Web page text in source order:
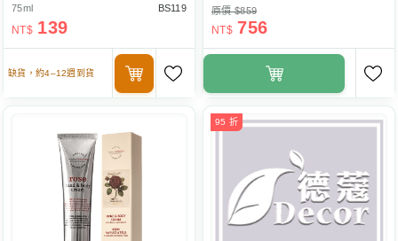
原價 $859
NT$ 756
75ml BS119
NT$ 139
缺貨，約4–12週到貨
95 折